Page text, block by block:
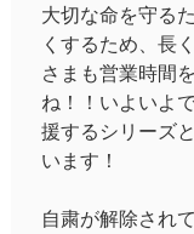
大切な命を守る
くするため、長
さまも営業時間
ね！！いよいよ
援するシリーズ
います！
自粛が解除され